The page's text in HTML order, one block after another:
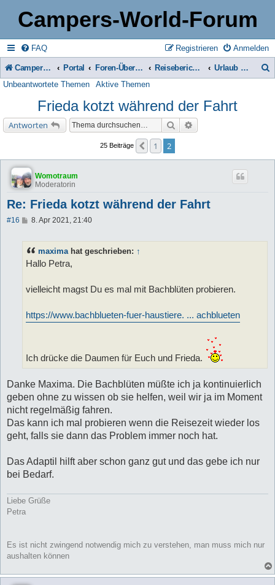
Campers-World-Forum
FAQ Anmelden
Registrieren
Campers-World-Forum Portal Foren-Übersicht Reiseberichte & Reisetipps, Stell- & Campingplätze Urlaub mit Tieren
Unbeantwortete Themen Aktive Themen
Frieda kotzt während der Fahrt
Antworten Suche
25 Beiträge Vorherige
1 2
Womotraum
Moderatorin
Re: Frieda kotzt während der Fahrt
#16
B
t
r
a
8. Apr 2021, 21:40
maxima hat geschrieben: ↑
Hallo Petra,
vielleicht magst Du es mal mit Bachblüten probieren.
https://www.bachblueten-fuer-haustiere. ... achblueten
Ich drücke die Daumen für Euch und Frieda.
Danke Maxima. Die Bachblüten müßte ich ja kontinuierlich
geben ohne zu wissen ob sie helfen, weil wir ja im Moment
nicht regelmäßig fahren.
Das kann ich mal probieren wenn die Reisezeit wieder los
geht, falls sie dann das Problem immer noch hat.
Das Adaptil hilft aber schon ganz gut und das gebe ich nur
bei Bedarf.
Liebe Grüße
Petra
Es ist nicht zwingend notwendig mich zu verstehen, man muss mich nur
aushalten können